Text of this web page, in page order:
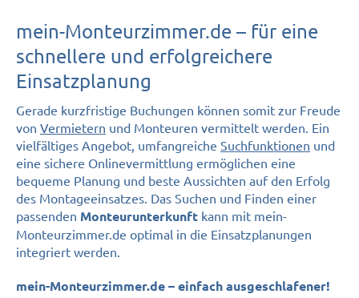
mein-Monteurzimmer.de – für eine
schnellere und erfolgreichere
Einsatzplanung
Gerade kurzfristige Buchungen können somit zur Freude
von Vermietern und Monteuren vermittelt werden. Ein
vielfältiges Angebot, umfangreiche Suchfunktionen und
eine sichere Onlinevermittlung ermöglichen eine
bequeme Planung und beste Aussichten auf den Erfolg
des Montageeinsatzes. Das Suchen und Finden einer
passenden Monteurunterkunft kann mit mein-
Monteurzimmer.de optimal in die Einsatzplanungen
integriert werden.
mein-Monteurzimmer.de – einfach ausgeschlafener!